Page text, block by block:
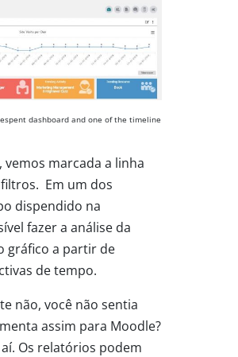
dashboard and one of the timeline
vemos marcada a linha
Em um dos
dispendido na
fazer a análise da
gráfico a partir de
de tempo.
não, você não sentia
assim para Moodle?
Os relatórios podem